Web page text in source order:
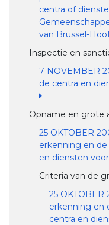
centra of
van Brussel-
Inspectie en
7 NOVEMBER
de centra en
Opname en grote
25 OKTOBER
erkenning en
en diensten
Criteria van de
25
erkenning en
centra en